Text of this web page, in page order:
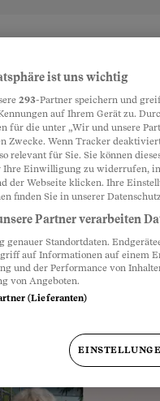
dem
bis vor Gericht.
Hören
ist uns wichtig
293-Partner speichern und
auf Ihrem Gerät zu.
für die unter „Wir und unsere
Zwecke. Wenn Tracker
relevant für Sie. Sie können
Ihre Einwilligung zu widerrufen,
der Webseite klicken. Ihre
finden Sie in unserer
Partner verarbeiten
genauer Standortdaten.
auf Informationen auf einem
und der Performance von
von Angeboten.
(Lieferanten)